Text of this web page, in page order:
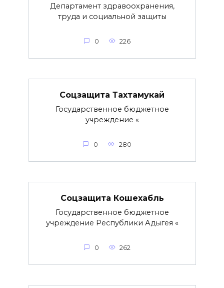
Департамент здравоохранения,
труда и социальной защиты
0 226
Соцзащита Тахтамукай
Государственное бюджетное
учреждение «
0 280
Соцзащита Кошехабль
Государственное бюджетное
учреждение Республики Адыгея «
0 262